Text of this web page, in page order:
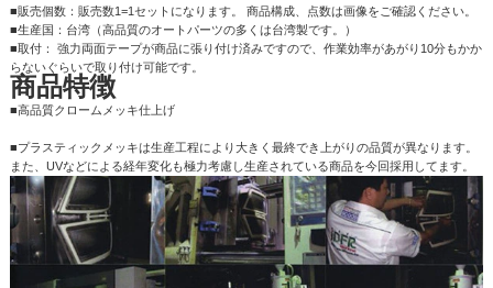
■販売個数：販売数1=1セットになります。 商品構成、点数は画像をご確認ください。
■生産国：台湾（高品質のオートパーツの多くは台湾製です。）
■取付： 強力両面テープが商品に張り付け済みですので、作業効率があがり10分もかか
らないぐらいで取り付け可能です。
商品特徴
■高品質クロームメッキ仕上げ
■プラスティックメッキは生産工程により大きく最終でき上がりの品質が異なります。
また、UVなどによる経年変化も極力考慮し生産されている商品を今回採用してます。